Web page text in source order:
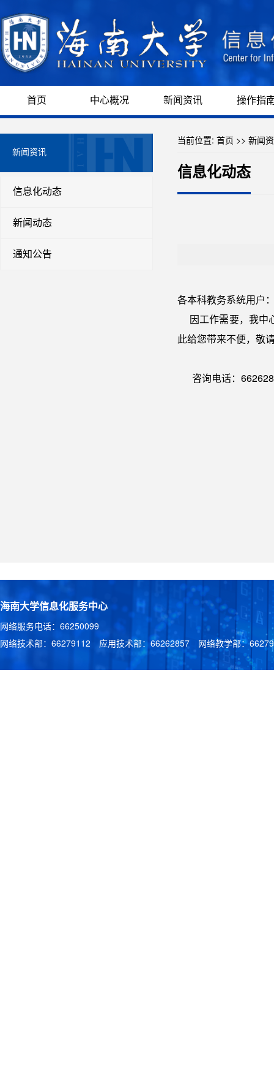
首页 中心概况 新闻资讯 操作指
新闻资讯
信息化动态
新闻动态
通知公告
当前位置: 首页 >> 新闻
信息化动态
各本科教务系统用户
因工作需要，我中
此给您带来不便，敬
咨询电话：
海南大学信息化服务中心
网络服务电话：66250099
网络技术部：66279112 应用技术部：66262857 网络教学部：